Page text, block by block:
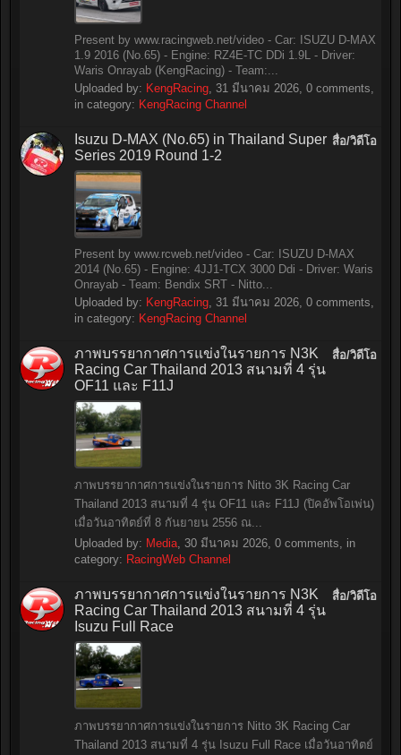
Present by www.racingweb.net/video - Car: ISUZU D-MAX
1.9 2016 (No.65) - Engine: RZ4E-TC DDi 1.9L - Driver:
Waris Onrayab (KengRacing) - Team:...
Uploaded by: KengRacing, 31 มีนาคม 2026, 0 comments,
in category: KengRacing Channel
สื่อ/วิดีโอ
Isuzu D-MAX (No.65) in Thailand Super
Series 2019 Round 1-2
Present by www.rcweb.net/video - Car: ISUZU D-MAX
2014 (No.65) - Engine: 4JJ1-TCX 3000 Ddi - Driver: Waris
Onrayab - Team: Bendix SRT - Nitto...
Uploaded by: KengRacing, 31 มีนาคม 2026, 0 comments,
in category: KengRacing Channel
สื่อ/วิดีโอ
ภาพบรรยากาศการแข่งในรายการ N3K
Racing Car Thailand 2013 สนามที่ 4 รุ่น
OF11 และ F11J
ภาพบรรยากาศการแข่งในรายการ Nitto 3K Racing Car
Thailand 2013 สนามที่ 4 รุ่น OF11 และ F11J (ปิคอัพโอเพ่น)
เมื่อวันอาทิตย์ที่ 8 กันยายน 2556 ณ...
Uploaded by: Media, 30 มีนาคม 2026, 0 comments, in
category: RacingWeb Channel
สื่อ/วิดีโอ
ภาพบรรยากาศการแข่งในรายการ N3K
Racing Car Thailand 2013 สนามที่ 4 รุ่น
Isuzu Full Race
ภาพบรรยากาศการแข่งในรายการ Nitto 3K Racing Car
Thailand 2013 สนามที่ 4 รุ่น Isuzu Full Race เมื่อวันอาทิตย์